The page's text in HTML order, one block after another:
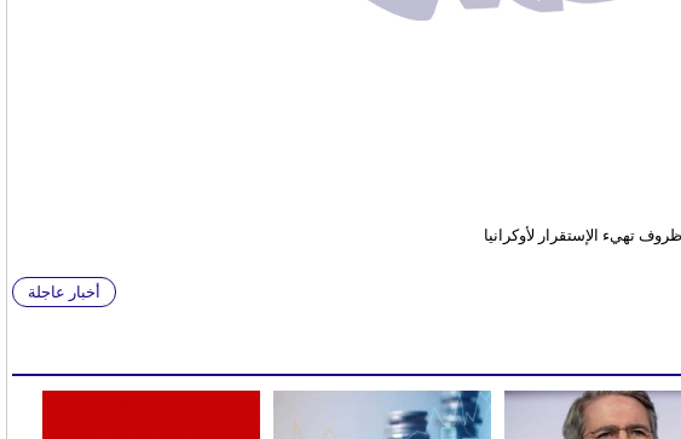
تهيء الإستقرار لأوكرانيا
أخبار عاجلة